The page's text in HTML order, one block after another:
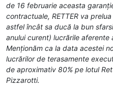
de 16 februarie aceasta
contractuale, RETTER va
astfel încât sa ducă la bun
anului curent) lucrările
Menționăm ca la data acestei
lucrărilor de terasamente
de aproximativ 80% pe lotul
Pizzarotti.